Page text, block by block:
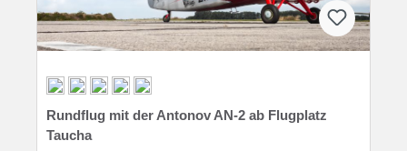
Rundflug mit der Antonov AN-2 ab Flugplatz
Taucha